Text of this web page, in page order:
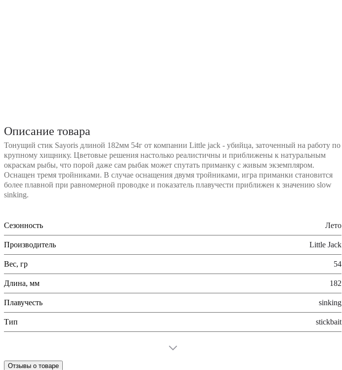
Описание товара
Тонущий стик Sayoris длиной 182мм 54г от компании Little jack - убийца, заточенный на работу по
крупному хищнику. Цветовые решения настолько реалистичны и приближены к натуральным
окраскам рыбы, что порой даже сам рыбак может спутать приманку с живым экземпляром.
Оснащен тремя тройниками. В случае оснащения двумя тройниками, игра приманки становится
более плавной при равномерной проводке и показатель плавучести приближен к значению slow
sinking.
Сезонность Лето
Производитель Little Jack
Вес, гр 54
Длина, мм 182
Плавучесть sinking
Тип stickbait
Отзывы о товаре